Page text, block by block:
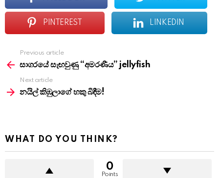
PINTEREST LINKEDIN
more
Previous article
සාගරයේ සැඟවුණු “අමරණීය” jellyfish
Next article
නයිල් කිඹුලාගේ හකු බිඳීම!
WHAT DO YOU THINK?
0
Points